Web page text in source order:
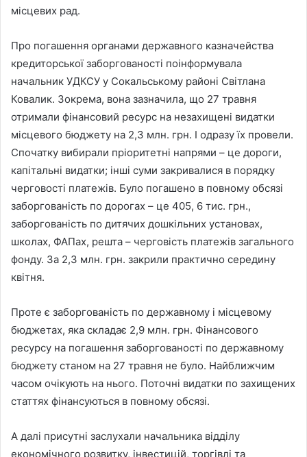
місцевих рад.
Про погашення органами державного казначейства
кредиторської заборгованості поінформувала
начальник УДКСУ у Сокальському районі Світлана
Ковалик. Зокрема, вона зазначила, що 27 травня
отримали фінансовий ресурс на незахищені видатки
місцевого бюджету на 2,3 млн. грн. І одразу їх провели.
Спочатку вибирали пріоритетні напрями – це дороги,
капітальні видатки; інші суми закривалися в порядку
черговості платежів. Було погашено в повному обсязі
заборгованість по дорогах – це 405, 6 тис. грн.,
заборгованість по дитячих дошкільних установах,
школах, ФАПах, решта – черговість платежів загального
фонду. За 2,3 млн. грн. закрили практично середину
квітня.
Проте є заборгованість по державному і місцевому
бюджетах, яка складає 2,9 млн. грн. Фінансового
ресурсу на погашення заборгованості по державному
бюджету станом на 27 травня не було. Найближчим
часом очікують на нього. Поточні видатки по захищених
статтях фінансуються в повному обсязі.
А далі присутні заслухали начальника відділу
економічного розвитку, інвестицій, торгівлі та